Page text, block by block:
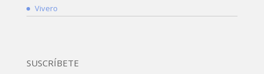
Vivero
SUSCRÍBETE